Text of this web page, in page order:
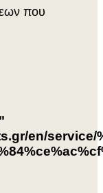
που
en/service/